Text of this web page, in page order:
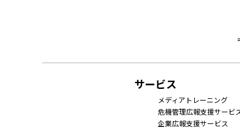
サービス
メディアトレーニング
危機管理広報支援サービ
企業広報支援サービス